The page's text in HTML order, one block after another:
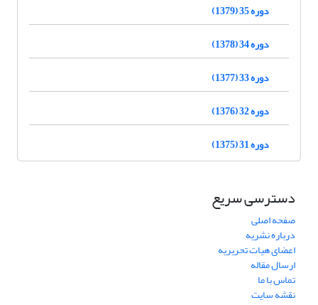
دوره 35 (1379)
دوره 34 (1378)
دوره 33 (1377)
دوره 32 (1376)
دوره 31 (1375)
دسترسی سریع
صفحه اصلی
درباره نشریه
اعضای هیات تحریریه
ارسال مقاله
تماس با ما
نقشه سایت